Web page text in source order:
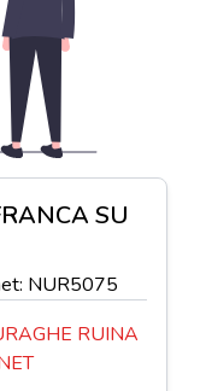
SU
NUR5075
RUINA